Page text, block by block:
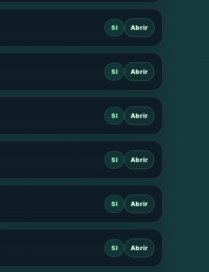
SI Abrir
SI Abrir
SI Abrir
SI Abrir
SI Abrir
SI Abrir